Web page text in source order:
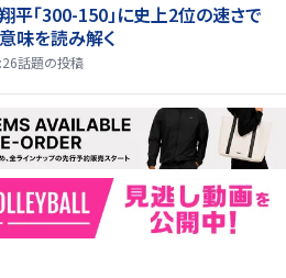
平「300-150」に史上2位の速さで
味を読み解く
話題の投稿